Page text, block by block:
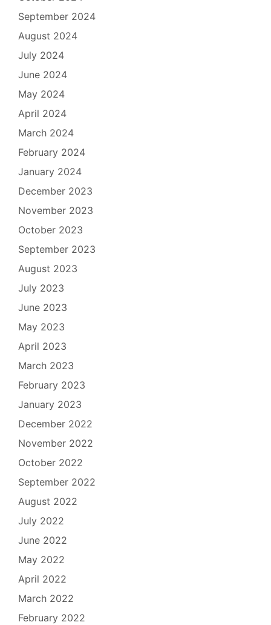
September 2024
August 2024
July 2024
June 2024
May 2024
April 2024
March 2024
February 2024
January 2024
December 2023
November 2023
October 2023
September 2023
August 2023
July 2023
June 2023
May 2023
April 2023
March 2023
February 2023
January 2023
December 2022
November 2022
October 2022
September 2022
August 2022
July 2022
June 2022
May 2022
April 2022
March 2022
February 2022